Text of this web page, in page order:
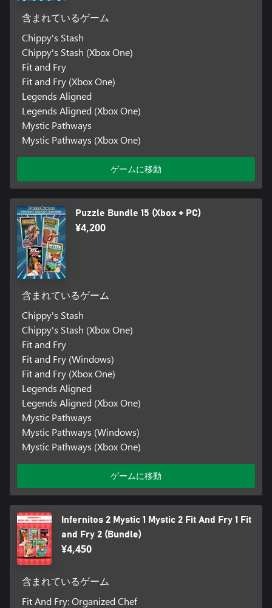
含まれているゲーム
Chippy's Stash
Chippy's Stash (Xbox One)
Fit and Fry
Fit and Fry (Xbox One)
Legends Aligned
Legends Aligned (Xbox One)
Mystic Pathways
Mystic Pathways (Xbox One)
ゲームに移動
Puzzle Bundle 15 (Xbox + PC)
¥4,200
含まれているゲーム
Chippy's Stash
Chippy's Stash (Xbox One)
Fit and Fry
Fit and Fry (Windows)
Fit and Fry (Xbox One)
Legends Aligned
Legends Aligned (Xbox One)
Mystic Pathways
Mystic Pathways (Windows)
Mystic Pathways (Xbox One)
ゲームに移動
Infernitos 2 Mystic 1 Mystic 2 Fit And Fry 1 Fit
and Fry 2 (Bundle)
¥4,450
含まれているゲーム
Fit And Fry: Organized Chef